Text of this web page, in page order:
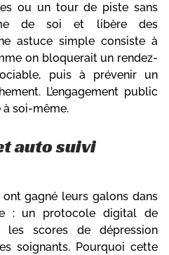
ou un tour de piste sans
de soi et libère des
astuce simple consiste à
on bloquerait un rendez-
puis à prévenir un
L’engagement public
soi-même.
auto suivi
gagné leurs galons dans
: un protocole digital de
les scores de dépression
soignants. Pourquoi cette